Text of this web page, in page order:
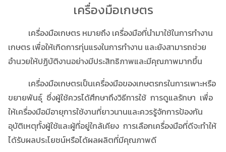
เครื่องมือเกษตร
เครื่องมือเกษตร หมายถึง เครื่องมือที่นำมาใช้ในการทำงาน
เกษตร เพื่อให้เกิดการทุ่นแรงในการทำงาน และยังสามารถช่วย
อำนวยให้ปฏิบัติงานอย่างมีประสิทธิภาพและมีคุณภาพมากขึ้น
เครื่องมือเกษตรเป็นเครื่องมือของเกษตรกรในการเพาะหรือ
ขยายพันธุ์ ซึ่งผู้ใช้ควรได้ศึกษาถึงวิธีการใช้ การดูแลรักษา เพื่อ
ให้เครื่องมือมีอายุการใช้งานที่ยาวนานและควรรู้จักการป้องกัน
อุบัติเหตุทั้งผู้ใช้และผู้ที่อยู่ใกล้เคียง การเลือกเครื่องมือที่ดีจะทำให้
ได้รับผลประโยชน์หรือได้ผลผลิตที่มีคุณภาพดี